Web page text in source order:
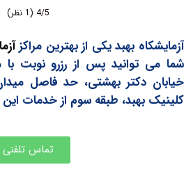
بهبد یکی از بهترین مراکز
پس از رزرو نوبت با
دکتر بهشتی، حد فاصل میدان شهدا
طبقه سوم از خدمات این مرکز
تماس تلفنی